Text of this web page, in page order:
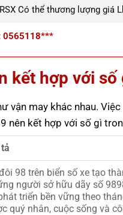
Có thể thương lượng giá
0565118***
kết hợp với
vận may khác nhau.
nên kết hợp với số gì
98 trên biển số xe tạo
người sở hữu dãy số
triển bền vững theo
quý nhân, cuộc sống và